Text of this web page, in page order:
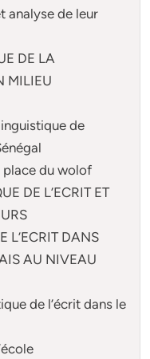
analyse de leur
DE LA
MILIEU
de
place du wolof
DE L’ECRIT ET
L’ECRIT DANS
AU NIVEAU
de l’écrit dans le